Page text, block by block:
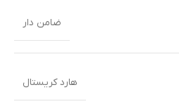
ضامن دار
هارد کریستال